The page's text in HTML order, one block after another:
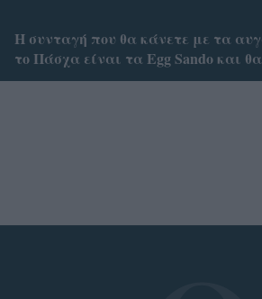
Η συνταγή που θα κάνετε με τα
το Πάσχα είναι τα Egg Sando και